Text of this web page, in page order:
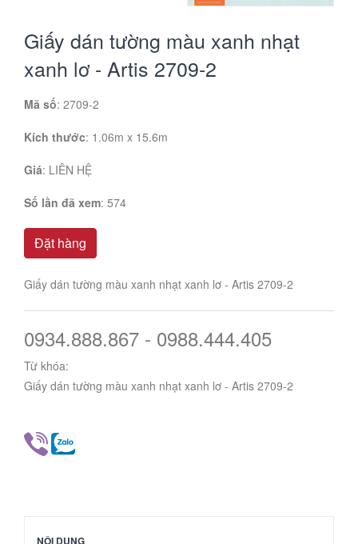
Giấy dán tường màu xanh nhạt
xanh lơ - Artis 2709-2
Mã số: 2709-2
Kích thước: 1.06m x 15.6m
Giá: LIÊN HỆ
Số lần đã xem: 574
Đặt hàng
Giấy dán tường màu xanh nhạt xanh lơ - Artis 2709-2
0934.888.867 - 0988.444.405
Từ khóa:
Giấy dán tường màu xanh nhạt xanh lơ - Artis 2709-2
NỘI DUNG